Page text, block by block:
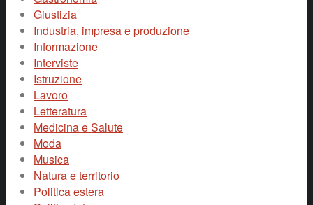
Giustizia
Industria, impresa e produzione
Informazione
Interviste
Istruzione
Lavoro
Letteratura
Medicina e Salute
Moda
Musica
Natura e territorio
Politica estera